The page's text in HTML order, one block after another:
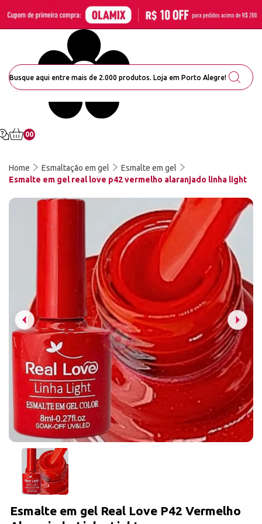
00
Home Esmaltação em gel
Esmalte em gel
Esmalte em gel real love p42 vermelho alaranjado linha light
Esmalte em gel Real Love P42 Vermelho